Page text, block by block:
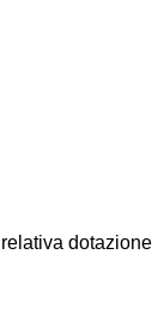
dotazione